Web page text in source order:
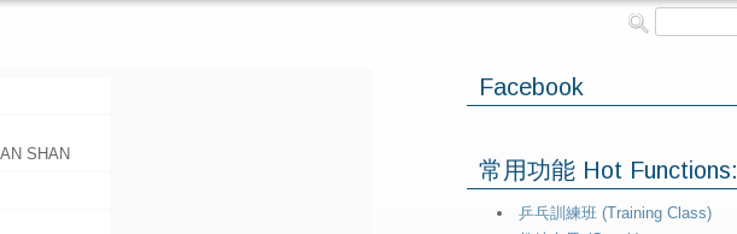
SHAN
Facebook
常用功能 Hot Functions:
乒乓訓練班 (Training Class)